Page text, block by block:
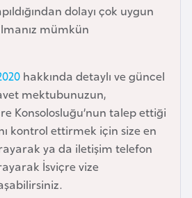
dolayı çok uygun
mümkün
hakkında detaylı ve güncel
mektubunuzun,
Konsolosluğu’nun talep ettiği
kontrol ettirmek için size en
ya da iletişim telefon
İsviçre vize